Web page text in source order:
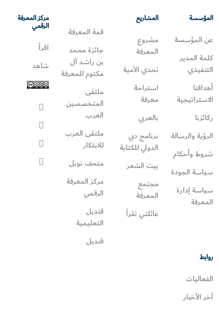
المؤسسة
عن المؤسسة
كلمة المدير
التنفيذي
أهدافنا
الاستراتيجية
ركائزنا
الرؤية والرسالة
شروط وأحكام
سياسة الجودة
سياسة إدارة
المعرفة
المشاريع
مشروع
المعرفة
تحدي الأمية
استراحة
معرفة
بالعربي
برنامج دبي
الدولي للكتابة
بيت الشعر
مجتمع
المعرفة
عائلتي تقرأ‎
قمة المعرفة
جائزة محمد
بن راشد آل
مكتوم للمعرفة
ملتقى
المتخصصين
العرب
ملتقى العرب
للابتكار
متحف نوبل
مركز المعرفة
الرقمي
قنديل
التعليمية
قنديل
مركز المعرفة
الرقمي
اقرأ
شاهد
روابط
الفعاليات
آخر الأخبار